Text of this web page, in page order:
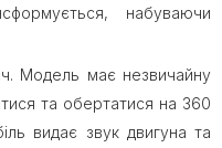
набуваючи
Модель має незвичайну
та обертатися на 360
видає звук двигуна та